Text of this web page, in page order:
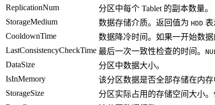
ReplicationNum
分区中每个 Tablet 的副本数量。
StorageMedium
数据存储介质。返回值为 HDD 表
CooldownTime
数据降冷时间。如果一开始数
LastConsistencyCheckTime 最后一次一致性检查的时间。
DataSize
分区中数据大小。
IsInMemory
该分区数据是否全部存储在内存
StorageSize
分区实际占用的存储空间大小。